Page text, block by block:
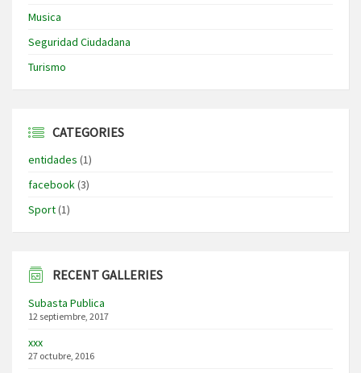
Musica
Seguridad Ciudadana
Turismo
CATEGORIES
entidades (1)
facebook(3)
Sport(1)
RECENT GALLERIES
Subasta Publica
12 septiembre, 2017
xxx
27 octubre, 2016